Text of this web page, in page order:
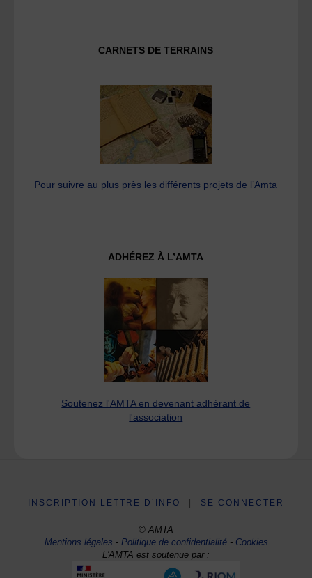
CARNETS DE TERRAINS
Pour suivre au plus près les différents projets de l’Amta
ADHÉREZ À L’AMTA
Soutenez l'AMTA en devenant adhérant de
l'association
INSCRIPTION LETTRE D’INFO SE CONNECTER
© AMTA
Mentions légales -Politique de confidentialité- Cookies
L'AMTA est soutenue par :